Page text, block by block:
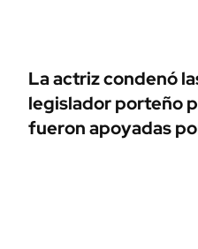
La actriz condenó
legislador porteño
fueron apoyadas